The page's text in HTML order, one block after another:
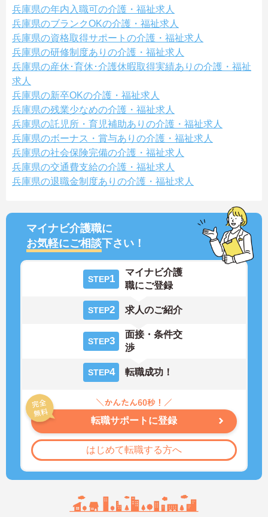
兵庫県の年内入職可の介護・福祉求人
兵庫県のブランクOKの介護・福祉求人
兵庫県の資格取得サポートの介護・福祉求人
兵庫県の研修制度ありの介護・福祉求人
兵庫県の産休･育休･介護休暇取得実績ありの介護・福祉
求人
兵庫県の新卒OKの介護・福祉求人
兵庫県の残業少なめの介護・福祉求人
兵庫県の託児所・育児補助ありの介護・福祉求人
兵庫県のボーナス・賞与ありの介護・福祉求人
兵庫県の社会保険完備の介護・福祉求人
兵庫県の交通費支給の介護・福祉求人
兵庫県の退職金制度ありの介護・福祉求人
マイナビ介護職に
お気軽にご相談下さい！
STEP1
マイナビ介護
職にご登録
STEP2 求人のご紹介
STEP3
面接・条件交
渉
STEP4 転職成功！
転職サポートに登録
はじめて転職する方へ